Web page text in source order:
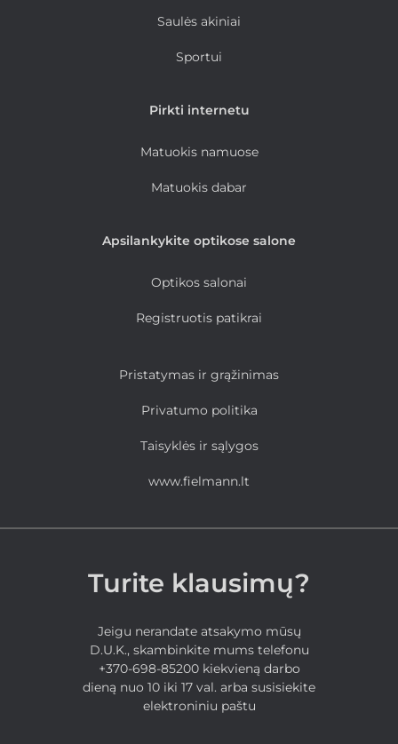
Saulės akiniai
Sportui
Pirkti internetu
Matuokis namuose
Matuokis dabar
Apsilankykite optikose salone
Optikos salonai
Registruotis patikrai
Pristatymas ir grąžinimas
Privatumo politika
Taisyklės ir sąlygos
www.fielmann.lt
Turite klausimų?
Jeigu nerandate atsakymo mūsų
D.U.K., skambinkite mums telefonu
+370-698-85200 kiekvieną darbo
dieną nuo 10 iki 17 val. arba susisiekite
elektroniniu paštu